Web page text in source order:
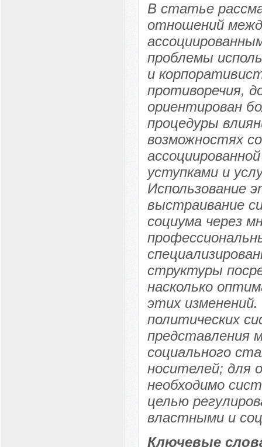
В статье
отношений
проблемы
и
противоречия,
ориентирован
процедуры
возможностях
уступками и
Использование
выстраивание
социума через
структуры
насколько
этих изменений.
политических
представления
социального
носителей; для
необходимо
целью
властными и
Ключевые